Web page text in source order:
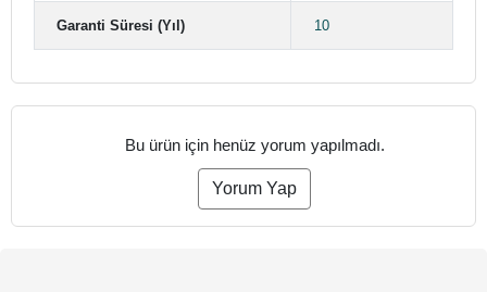
Garanti Süresi (Yıl) 10
Bu ürün için henüz yorum yapılmadı.
Yorum Yap